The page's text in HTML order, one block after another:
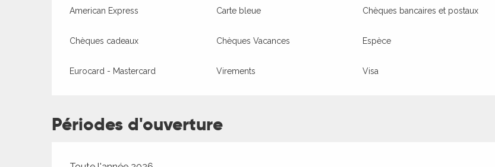
American Express Carte bleue Chèques bancaires et postaux
Chèques cadeaux Chèques Vacances Espèce
Eurocard - Mastercard Virements Visa
Périodes d'ouverture